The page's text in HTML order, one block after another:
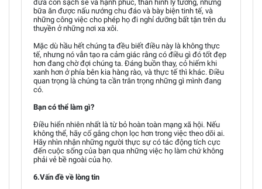
đứa con sạch sẽ và hạnh phúc, thân hình lý tưởng, những
bữa ăn được nấu nướng chu đáo và bày biện tinh tế, và
những công việc cho phép họ đi nghỉ dưỡng bất tận trên du
thuyền ở những nơi xa xôi.
Mặc dù hầu hết chúng ta đều biết điều này là không thực
tế, nhưng nó vẫn tạo ra cảm giác rằng có điều gì đó tốt đẹp
hơn đang chờ đợi chúng ta. Đáng buồn thay, cỏ hiếm khi
xanh hơn ở phía bên kia hàng rào, và thực tế thì khác. Điều
quan trọng là chúng ta cần trân trọng những gì mình đang
có.
Bạn có thể làm gì?
Điều hiển nhiên nhất là từ bỏ hoàn toàn mạng xã hội. Nếu
không thể, hãy cố gắng chọn lọc hơn trong việc theo dõi ai.
Hãy nhìn nhận những người thực sự có tác động tích cực
đến cuộc sống của bạn qua những việc họ làm chứ không
phải vẻ bề ngoài của họ.
6.Vấn đề về lòng tin